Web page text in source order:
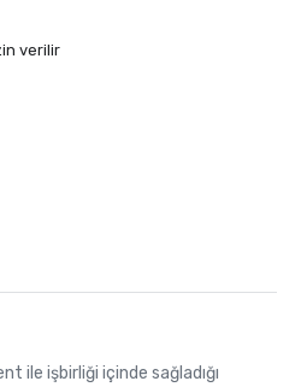
verilir
ile işbirliği içinde sağladığı